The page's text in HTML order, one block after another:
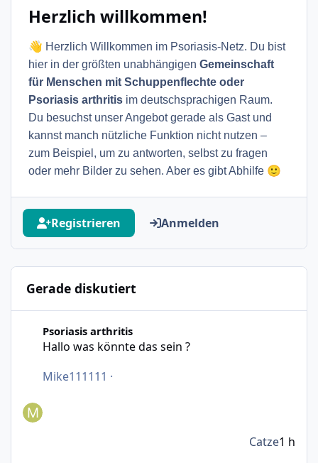
Herzlich willkommen!
👋 Herzlich Willkommen im Psoriasis-Netz. Du bist
hier in der größten unabhängigen Gemeinschaft
für Menschen mit Schuppenflechte oder
Psoriasis arthritis im deutschsprachigen Raum.
Du besuchst unser Angebot gerade als Gast und
kannst manch nützliche Funktion nicht nutzen –
zum Beispiel, um zu antworten, selbst zu fragen
oder mehr Bilder zu sehen. Aber es gibt Abhilfe 🙂
Registrieren Anmelden
Gerade diskutiert
Psoriasis arthritis
Hallo was könnte das sein ?
Mike111111 ·
Catze1 h